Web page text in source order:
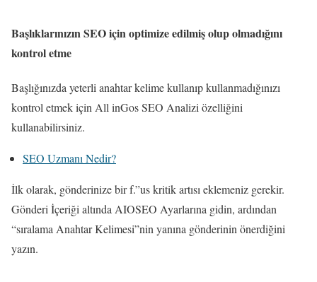
Başlıklarınızın SEO için optimize edilmiş olup olmadığını
kontrol etme
Başlığınızda yeterli anahtar kelime kullanıp kullanmadığınızı
kontrol etmek için All inGos SEO Analizi özelliğini
kullanabilirsiniz.
SEO Uzmanı Nedir?
İlk olarak, gönderinize bir f.”us kritik artısı eklemeniz gerekir.
Gönderi İçeriği altında AIOSEO Ayarlarına gidin, ardından
“sıralama Anahtar Kelimesi”nin yanına gönderinin önerdiğini
yazın.